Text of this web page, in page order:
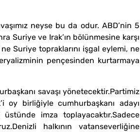
neyse bu da odur. ABD’nin 5
Suriye ve Irak’ın bölünmesine karşı
ne Suriye topraklarını işgal eylemi, ne
pençesinden kurtarmaya
savaşı yönetecektir.Partimiz
oy birliğiyle cumhurbaşkanı adayı
imza toplayacaktır.Sadece
halkının vatanseverliğine